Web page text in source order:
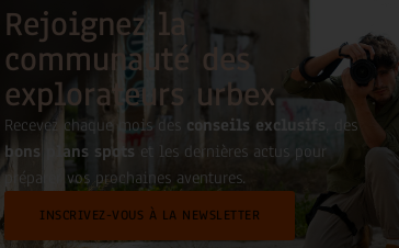
Rejoignez la
communauté des
explorateurs urbex
Recevez chaque mois des conseils exclusifs , des
bons plans spots et les dernières actus pour
préparer vos prochaines aventures.
INSCRIVEZ-VOUS À LA NEWSLETTER